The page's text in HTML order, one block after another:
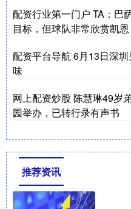
配资行业第一门户 TA：巴
目标，但球队非常欣赏凯恩
配资平台导航 6月13日深
味
网上配资炒股 陈慧琳49岁
园举办，已转行录有声书
推荐资讯